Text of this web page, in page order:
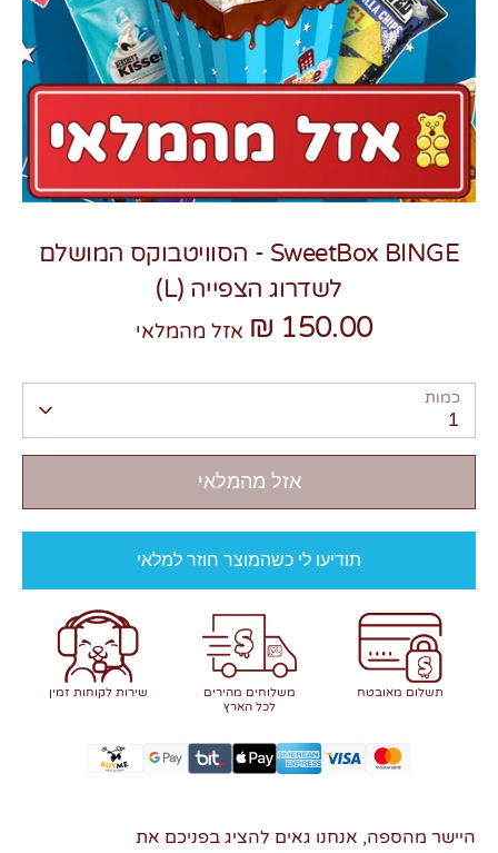
צרו קשר
SweetBox BINGE - הסוויטבוקס המושלם
לשדרוג הצפייה (L)
150.00 ₪ אזל מהמלאי
כמות
1
אזל מהמלאי
תודיעו לי כשהמוצר חוזר למלאי
תשלום מאובטח
משלוחים מהירים
לכל הארץ
שירות לקוחות זמין
היישר מהספה, אנחנו גאים להציג בפניכם את